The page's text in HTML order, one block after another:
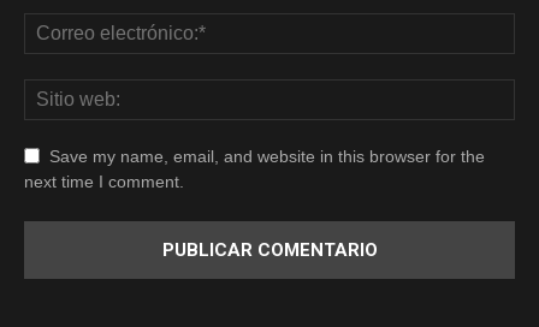
Save my name, email, and website in this browser for the
next time I comment.